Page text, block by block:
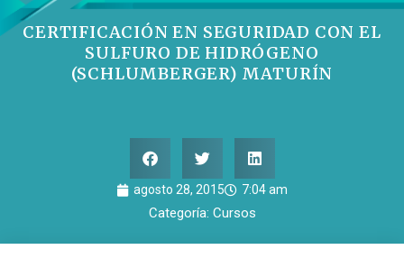
CERTIFICACIÓN EN SEGURIDAD CON EL
SULFURO DE HIDRÓGENO
(SCHLUMBERGER) MATURÍN
agosto 28, 2015 7:04 am
Categoría: Cursos